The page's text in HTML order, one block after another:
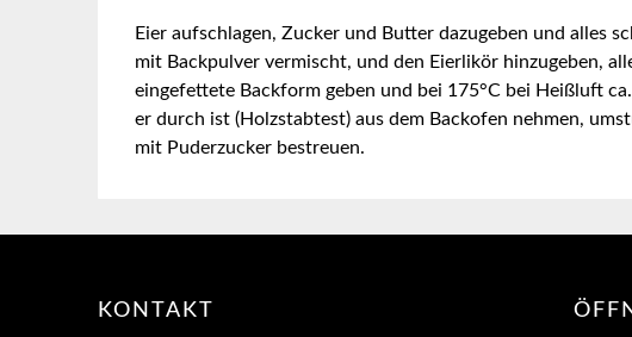
Eier aufschlagen, Zucker und Butter dazugeben und alles
mit Backpulver vermischt, und den Eierlikör hinzugeben,
eingefettete Backform geben und bei 175°C bei Heißluft
er durch ist (Holzstabtest) aus dem Backofen nehmen,
mit Puderzucker bestreuen.
KONTAKT